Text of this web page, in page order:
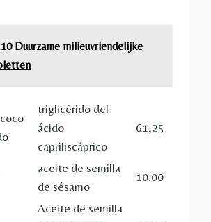
10 Duurzame milieuvriendelijke
triglicérido del
ácido
capriliscáprico
61,25
aceite de semilla
de sésamo
10.00
Aceite de semilla